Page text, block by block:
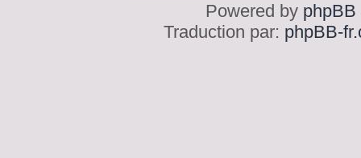
Powered by phpBB
Traduction par: phpBB-